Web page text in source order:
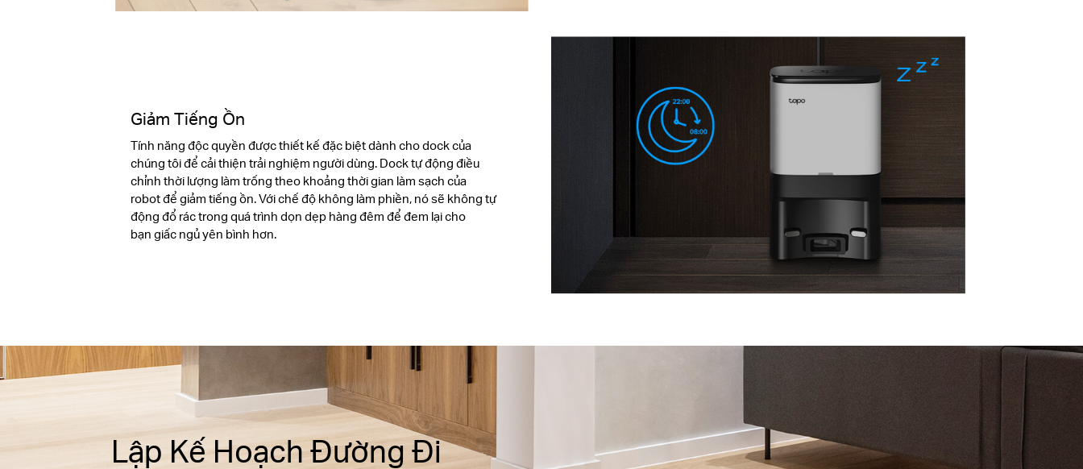
Giảm Tiếng Ồn
Tính năng độc quyền được thiết kế đặc biệt dành cho dock của
chúng tôi để cải thiện trải nghiệm người dùng. Dock tự động điều
chỉnh thời lượng làm trống theo khoảng thời gian làm sạch của
robot để giảm tiếng ồn. Với chế độ không làm phiền, nó sẽ không tự
động đổ rác trong quá trình dọn dẹp hàng đêm để đem lại cho
bạn giấc ngủ yên bình hơn.
Lập Kế Hoạch Đường Đi